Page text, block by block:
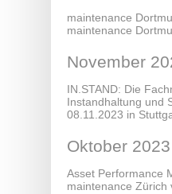
maintenance
maintenance
November
IN.STAND: Die
Instandhaltung und
08.11.2023 in
Oktober 2023
Asset Performance
maintenance Zürich